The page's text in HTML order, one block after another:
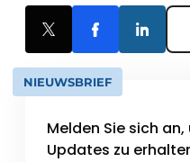
NIEUWSBRIEF
Melden Sie sich
Updates zu